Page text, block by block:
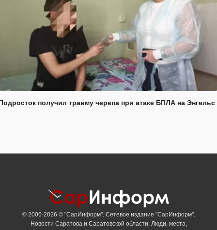
получил травму черепа при атаке БПЛА на Энгельс
© 2006-2026 © "СарИнформ". Сетевое издание "СарИнформ".
Новости Саратова и Саратовской области. Люди, места,